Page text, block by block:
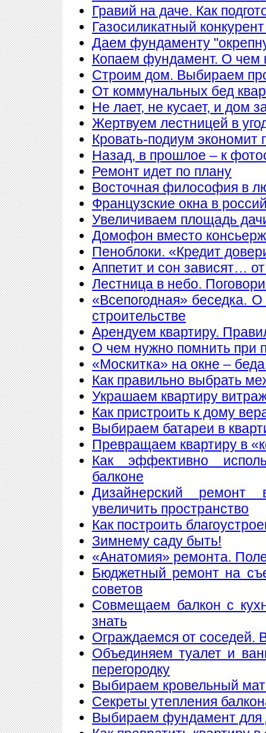
Гравий на даче. Как
Газосиликатный
Даем фундаменту
Копаем фундамент. О чем
Строим дом. Выбираем
От коммунальных бед
Не лает, не кусает, и дом
Жертвуем лестницей в
Кровать-подиум экономит
Назад, в прошлое – к
Ремонт идет по плану
Восточная философия в
Французские окна в
Увеличиваем площадь
Домофон вместо
Пеноблоки. «Кредит
Аппетит и сон зависят…
Лестница в небо.
«Всепогодная» беседка.
строительстве
Арендуем квартиру.
О чем нужно помнить при
«Москитка» на окне –
Как правильно выбрать
Украшаем квартиру
Как пристроить к дому
Выбираем батареи в
Превращаем квартиру в
Как эффективно
балконе
Дизайнерский
увеличить пространство
Как построить
Зимнему саду быть!
«Анатомия» ремонта.
Бюджетный ремонт на
советов
Совмещаем балкон с
знать
Ограждаемся от соседей.
Объединяем туалет и
перегородку
Выбираем кровельный
Секреты утепления
Выбираем фундамент для